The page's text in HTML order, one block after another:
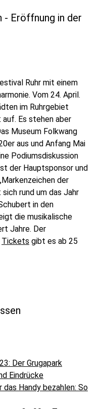
- Eröffnung in der
Ruhr mit einem
Vom 24. April.
im Ruhrgebiet
auf. Es stehen aber
Museum Folkwang
aus und Anfang Mai
Podiumsdiskussion
der Hauptsponsor und
der
rund um das Jahr
in den
die musikalische
Jahre. Der
Tickets gibt es ab 25
Der Grugapark
Eindrücke
das Handy bezahlen: So